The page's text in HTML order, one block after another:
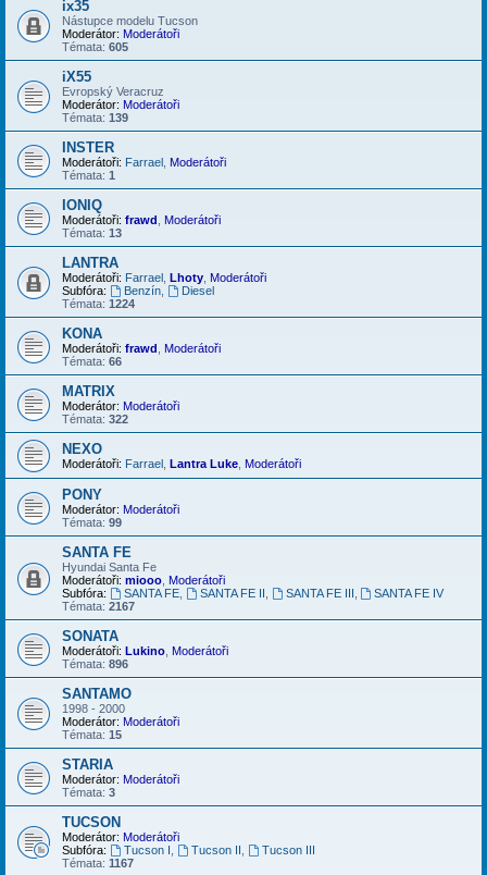
ix35
Nástupce modelu Tucson
Moderátor: Moderátoři
Témata: 605
iX55
Evropský Veracruz
Moderátor: Moderátoři
Témata: 139
INSTER
Moderátoři: Farrael Moderátoři
Témata: 1
IONIQ
Moderátoři: frawd
Moderátoři
Témata: 13
LANTRA
Moderátoři: Farrael Lhoty Moderátoři
Subfóra:
Benzín,
Diesel
Témata: 1224
KONA
Moderátoři: frawd
Moderátoři
Témata: 66
MATRIX
Moderátor: Moderátoři
Témata: 322
NEXO
Moderátoři: Farrael Lantra Luke Moderátoři
PONY
Moderátor: Moderátoři
Témata: 99
SANTA FE
Hyundai Santa Fe
Moderátoři: miooo Moderátoři
Subfóra:
SANTA FE, SANTA FE II SANTA FE III
SANTA FE IV
Témata: 2167
SONATA
Moderátoři: Lukino Moderátoři
Témata: 896
SANTAMO
1998 - 2000
Moderátor: Moderátoři
Témata: 15
STARIA
Moderátor: Moderátoři
Témata: 3
TUCSON
Moderátor: Moderátoři
Subfóra:
Tucson I Tucson II
Tucson III
Témata: 1167